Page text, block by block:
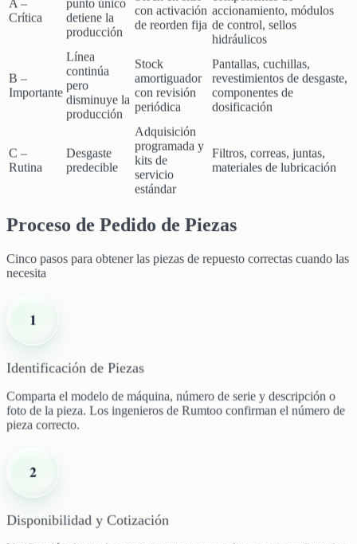
A –
Crítica
punto único
detiene la
producción
con activación
de reorden fija
accionamiento, módulos
de control, sellos
hidráulicos
B –
Importante
Línea
continúa
pero
disminuye la
producción
Stock
amortiguador
con revisión
periódica
Pantallas, cuchillas,
revestimientos de desgaste,
componentes de
dosificación
C –
Rutina
Desgaste
predecible
Adquisición
programada y
kits de
servicio
estándar
Filtros, correas, juntas,
materiales de lubricación
Proceso de Pedido de Piezas
Cinco pasos para obtener las piezas de repuesto correctas cuando las
necesita
1
Identificación de Piezas
Comparta el modelo de máquina, número de serie y descripción o
foto de la pieza. Los ingenieros de Rumtoo confirman el número de
pieza correcto.
2
Disponibilidad y Cotización